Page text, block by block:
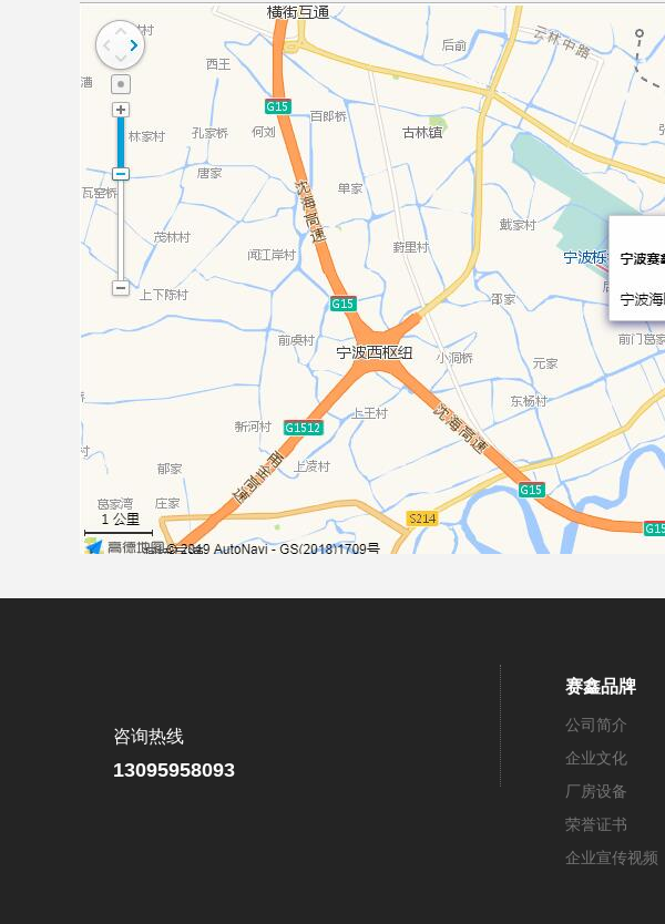
咨询热线
13095958093
赛鑫品牌
公司简介
企业文化
厂房设备
荣誉证书
企业宣传视频